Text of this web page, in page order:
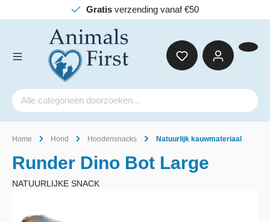
verzending vanaf €50
Home Hond Hondensnacks Natuurlijk kauwmateriaal
Runder Dino Bot Large
NATUURLIJKE SNACK